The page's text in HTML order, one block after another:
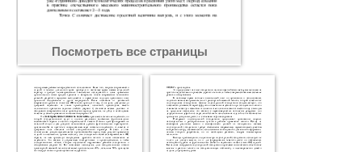
Посмотреть все страницы